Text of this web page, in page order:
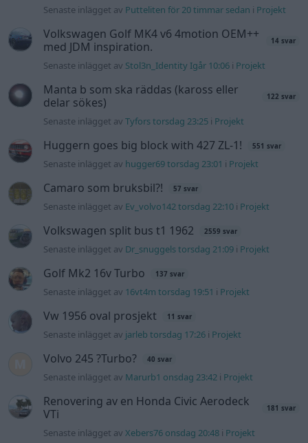
Senaste inlägget av Putteliten för 20 timmar sedan i Projekt
Volkswagen Golf MK4 v6 4motion OEM++
med JDM inspiration.
14 svar
Senaste inlägget av Stol3n_Identity Igår 10:06 i Projekt
Manta b som ska räddas (kaross eller
delar sökes)
122 svar
Senaste inlägget avTyfors torsdag 23:25 i Projekt
Huggern goes big block with 427 ZL-1! 551 svar
Senaste inlägget av hugger69 torsdag 23:01 i Projekt
Camaro som bruksbil?! 57 svar
Senaste inlägget av Ev_volvo142 torsdag 22:10 i Projekt
Volkswagen split bus t1 1962 2559 svar
Senaste inlägget av Dr_snuggels torsdag 21:09 i Projekt
Golf Mk2 16v Turbo 137 svar
Senaste inlägget av 16vt4m torsdag 19:51 i Projekt
Vw 1956 oval prosjekt 11 svar
Senaste inlägget av jarleb torsdag 17:26 i Projekt
Volvo 245 ?Turbo? 40 svar
Senaste inlägget av Marurb1 onsdag 23:42 i Projekt
Renovering av en Honda Civic Aerodeck
VTi
181 svar
Senaste inlägget avXebers76 onsdag 20:48 i Projekt